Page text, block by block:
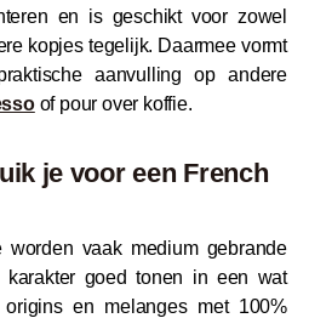
en is geschikt voor zowel
kopjes tegelijk. Daarmee vormt
aanvulling op andere
of pour over koffie.
je voor een French
worden vaak medium gebrande
karakter goed tonen in een wat
en melanges met 100%